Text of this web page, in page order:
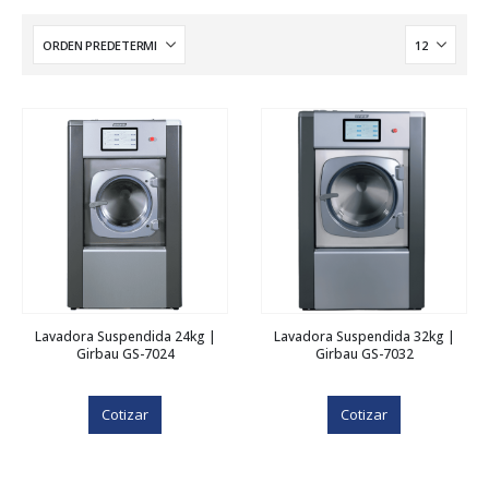
Lavadora Suspendida 24kg |
Girbau GS-7024
Cotizar
Lavadora Suspendida 32kg |
Girbau GS-7032
Cotizar